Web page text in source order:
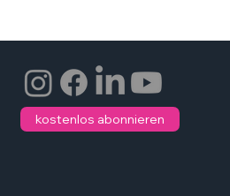
kostenlos abonnieren